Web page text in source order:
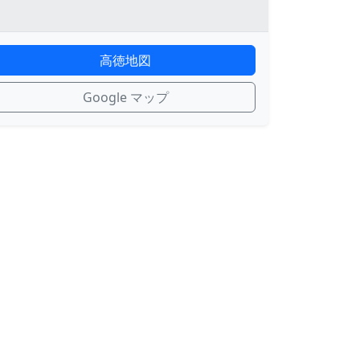
高徳地図
Google マップ